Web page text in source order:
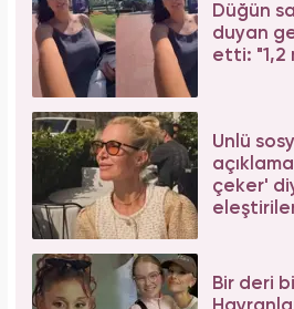
Düğün
duyan
etti: "1,2
Ünlü
çeker'
Bir deri